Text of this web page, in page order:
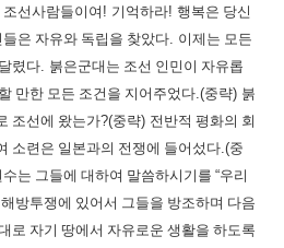
조선사람들이여 ! 기억하라!행복은 당신
들은 자유와 독립을 찾았다. 이제는 모든
렸다. 붉은군대는 조선 인민이 자유롭
만한 모든 조건을 지어주었다.(중략) 붉
조선에 왔는가?(중략) 전반적 평화의 회
소련은 일본과의 전쟁에 들어섰다.(중
수는 그들에 대하여 말씀하시기를“우리
방투쟁에 있어서 그들을 방조하며 다음
로 자기 땅에서 자유로운 생활을 하도록